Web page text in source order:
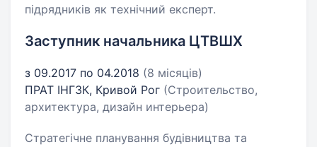
підрядників як технічний експерт.
Заступник начальника ЦТВШХ
з 09.2017 по 04.2018 (8 місяців)
ПРАТ ІНГЗК, Кривой Рог (Строительство,
архитектура, дизайн интерьера)
Стратегічне планування будівництва та